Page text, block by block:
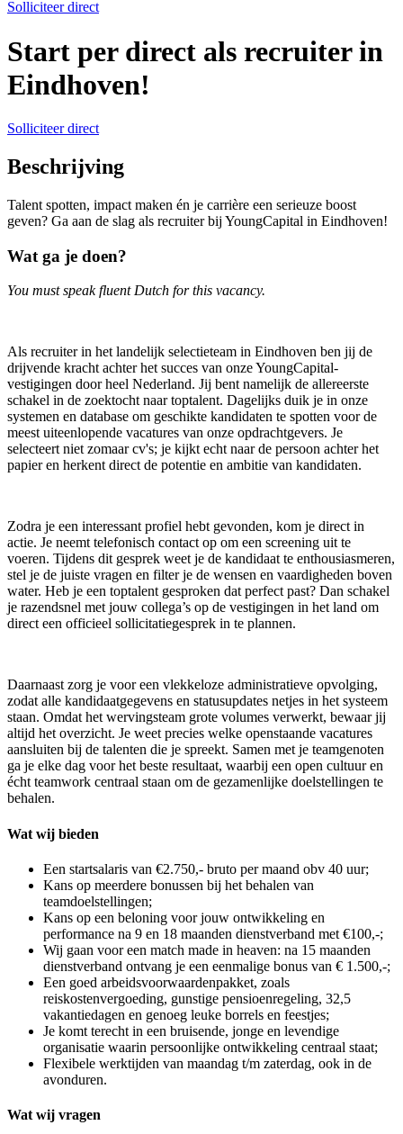
Solliciteer direct
Start per direct als recruiter in
Eindhoven!
Solliciteer direct
Beschrijving
Talent spotten, impact maken én je carrière een serieuze boost
geven? Ga aan de slag als recruiter bij YoungCapital in Eindhoven!
Wat ga je doen?
You must speak fluent Dutch for this vacancy.
Als recruiter in het landelijk selectieteam in Eindhoven ben jij de
drijvende kracht achter het succes van onze YoungCapital-
vestigingen door heel Nederland. Jij bent namelijk de allereerste
schakel in de zoektocht naar toptalent. Dagelijks duik je in onze
systemen en database om geschikte kandidaten te spotten voor de
meest uiteenlopende vacatures van onze opdrachtgevers. Je
selecteert niet zomaar cv's; je kijkt echt naar de persoon achter het
papier en herkent direct de potentie en ambitie van kandidaten.
Zodra je een interessant profiel hebt gevonden, kom je direct in
actie. Je neemt telefonisch contact op om een screening uit te
voeren. Tijdens dit gesprek weet je de kandidaat te enthousiasmeren,
stel je de juiste vragen en filter je de wensen en vaardigheden boven
water. Heb je een toptalent gesproken dat perfect past? Dan schakel
je razendsnel met jouw collega’s op de vestigingen in het land om
direct een officieel sollicitatiegesprek in te plannen.
Daarnaast zorg je voor een vlekkeloze administratieve opvolging,
zodat alle kandidaatgegevens en statusupdates netjes in het systeem
staan. Omdat het wervingsteam grote volumes verwerkt, bewaar jij
altijd het overzicht. Je weet precies welke openstaande vacatures
aansluiten bij de talenten die je spreekt. Samen met je teamgenoten
ga je elke dag voor het beste resultaat, waarbij een open cultuur en
écht teamwork centraal staan om de gezamenlijke doelstellingen te
behalen.
Wat wij bieden
Een startsalaris van €2.750,- bruto per maand obv 40 uur;
Kans op meerdere bonussen bij het behalen van
teamdoelstellingen;
Kans op een beloning voor jouw ontwikkeling en
performance na 9 en 18 maanden dienstverband met €100,-;
Wij gaan voor een match made in heaven: na 15 maanden
dienstverband ontvang je een eenmalige bonus van € 1.500,-;
Een goed arbeidsvoorwaardenpakket, zoals
reiskostenvergoeding, gunstige pensioenregeling, 32,5
vakantiedagen en genoeg leuke borrels en feestjes;
Je komt terecht in een bruisende, jonge en levendige
organisatie waarin persoonlijke ontwikkeling centraal staat;
Flexibele werktijden van maandag t/m zaterdag, ook in de
avonduren.
Wat wij vragen